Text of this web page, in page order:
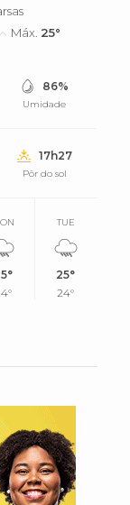
Máx. 25°
86%
Umidade
17h27
Pôr do sol
TUE
25°
24°